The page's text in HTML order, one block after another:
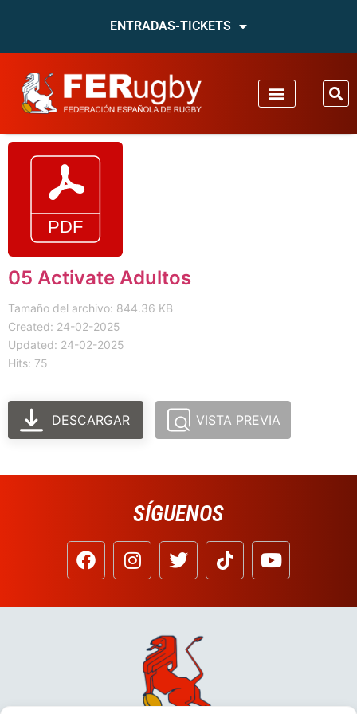
ENTRADAS-TICKETS
05 Activate Adultos
Tamaño del archivo: 844.36 KB
Created: 24-02-2025
Updated: 24-02-2025
Hits: 75
DESCARGAR VISTA PREVIA
SÍGUENOS